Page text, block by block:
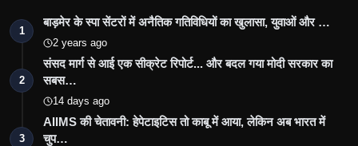
1
बाड़मेर के स्पा सेंटरों में अनैतिक गतिविधियों का खुलासा, युवाओं और …
2 years ago
2
संसद मार्ग से आई एक सीक्रेट रिपोर्ट... और बदल गया मोदी सरकार का
सबस…
14 days ago
3
AIIMS की चेतावनी: हेपेटाइटिस तो काबू में आया, लेकिन अब भारत में
चुप…